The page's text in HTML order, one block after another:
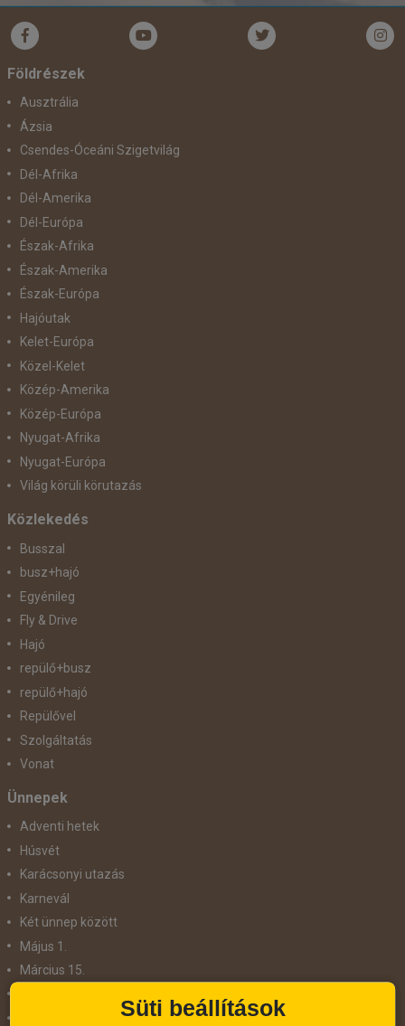
Földrészek
Ausztrália
Ázsia
Csendes-Óceáni Szigetvilág
Dél-Afrika
Dél-Amerika
Dél-Európa
Észak-Afrika
Észak-Amerika
Észak-Európa
Hajóutak
Kelet-Európa
Közel-Kelet
Közép-Amerika
Közép-Európa
Nyugat-Afrika
Nyugat-Európa
Világ körüli körutazás
Közlekedés
Busszal
busz+hajó
Egyénileg
Fly & Drive
Hajó
repülő+busz
repülő+hajó
Repülővel
Szolgáltatás
Vonat
Ünnepek
Adventi hetek
Húsvét
Karácsonyi utazás
Karnevál
Két ünnep között
Május 1.
Március 15.
Süti beállítások